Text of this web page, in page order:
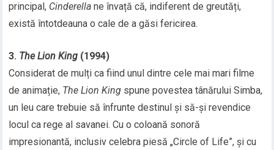
principal, Cinderella ne învață că, indiferent de greutăți,
există întotdeauna o cale de a găsi fericirea.
3. The Lion King (1994)
Considerat de mulți ca fiind unul dintre cele mai mari filme
de animație, The Lion King spune povestea tânărului Simba,
un leu care trebuie să înfrunte destinul și să-și revendice
locul ca rege al savanei. Cu o coloană sonoră
impresionantă, inclusiv celebra piesă „Circle of Life”, și cu